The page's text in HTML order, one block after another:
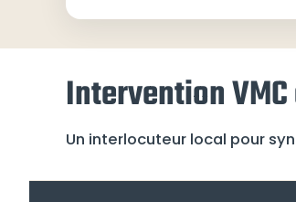
Intervention
Un interlocuteur local pour